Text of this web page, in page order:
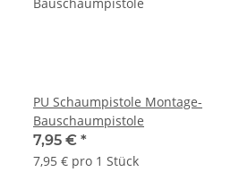
PU Schaumpistole Montage-
Bauschaumpistole
7,95 € *
7,95 € pro 1 Stück